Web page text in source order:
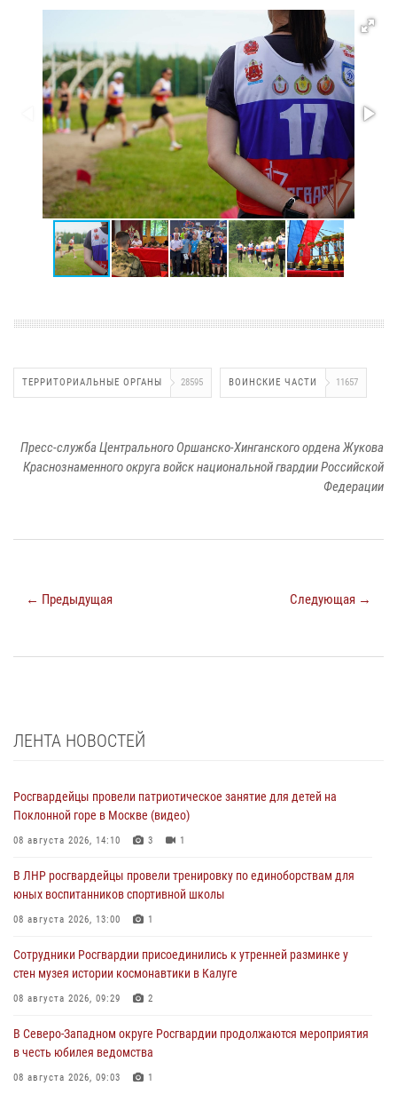
ТЕРРИТОРИАЛЬНЫЕ ОРГАНЫ 28595 ВОИНСКИЕ ЧАСТИ 11657
Пресс-служба Центрального Оршанско-Хинганского ордена Жукова
Краснознаменного округа войск национальной гвардии Российской
Федерации
← Предыдущая Следующая →
ЛЕНТА НОВОСТЕЙ
Росгвардейцы провели патриотическое занятие для детей на
Поклонной горе в Москве (видео)
08 августа 2026, 14:10 3 1
В ЛНР росгвардейцы провели тренировку по единоборствам для
юных воспитанников спортивной школы
08 августа 2026, 13:00 1
Сотрудники Росгвардии присоединились к утренней разминке у
стен музея истории космонавтики в Калуге
08 августа 2026, 09:29 2
В Северо-Западном округе Росгвардии продолжаются мероприятия
в честь юбилея ведомства
08 августа 2026, 09:03 1